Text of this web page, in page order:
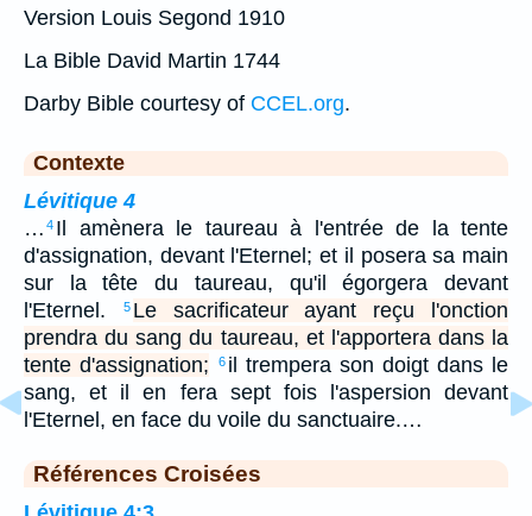
Version Louis Segond 1910
La Bible David Martin 1744
Darby Bible courtesy of CCEL.org.
Contexte
Lévitique 4
… 4 Il amènera le taureau à l'entrée de la tente
d'assignation, devant l'Eternel; et il posera sa main
sur la tête du taureau, qu'il égorgera devant
l'Eternel.
5 Le sacrificateur ayant reçu l'onction
prendra du sang du taureau, et l'apportera dans la
tente d'assignation;
6 il trempera son doigt dans le
sang, et il en fera sept fois l'aspersion devant
l'Eternel, en face du voile du sanctuaire.…
Références Croisées